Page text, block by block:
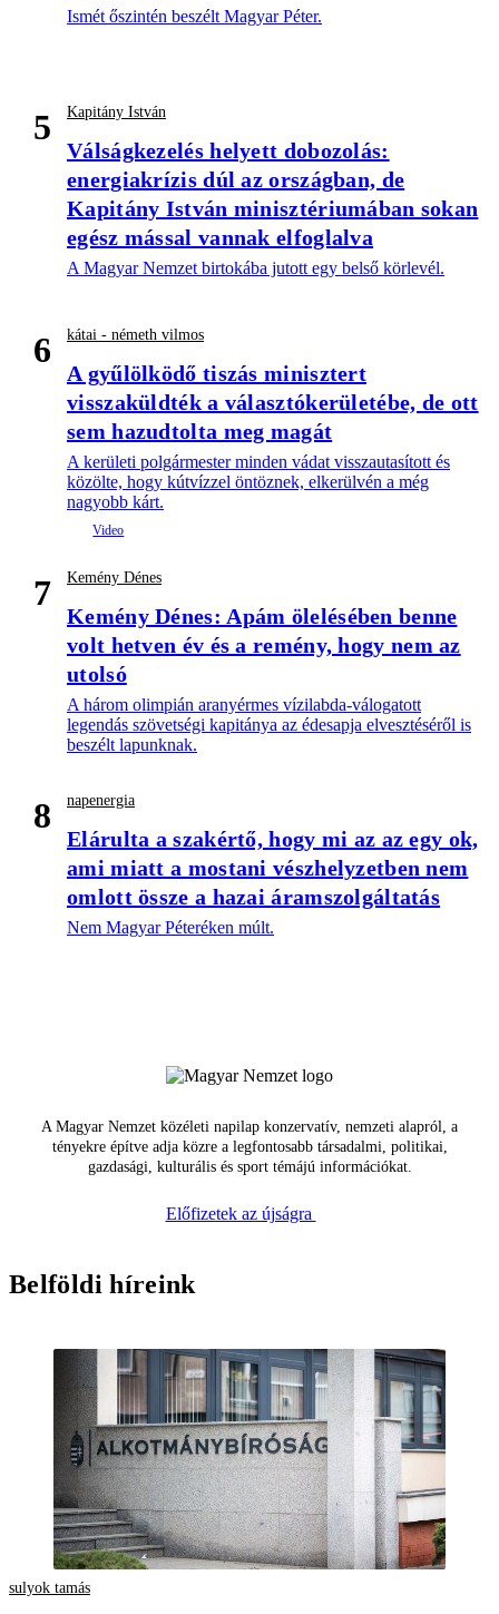
Ismét őszintén beszélt Magyar Péter.
5 Kapitány István
Válságkezelés helyett dobozolás:
energiakrízis dúl az országban, de
Kapitány István minisztériumában sokan
egész mással vannak elfoglalva
A Magyar Nemzet birtokába jutott egy belső körlevél.
6 kátai - németh vilmos
A gyűlölködő tiszás minisztert
visszaküldték a választókerületébe, de ott
sem hazudtolta meg magát
A kerületi polgármester minden vádat visszautasított és
közölte, hogy kútvízzel öntöznek, elkerülvén a még
nagyobb kárt.
7 Kemény Dénes
Kemény Dénes: Apám ölelésében benne
volt hetven év és a remény, hogy nem az
utolsó
A három olimpián aranyérmes vízilabda-válogatott
legendás szövetségi kapitánya az édesapja elvesztéséről is
beszélt lapunknak.
8 napenergia
Elárulta a szakértő, hogy mi az az egy ok,
ami miatt a mostani vészhelyzetben nem
omlott össze a hazai áramszolgáltatás
Nem Magyar Péteréken múlt.
A Magyar Nemzet közéleti napilap konzervatív, nemzeti alapról, a
tényekre építve adja közre a legfontosabb társadalmi, politikai,
gazdasági, kulturális és sport témájú információkat.
Előfizetek az újságra
Belföldi híreink
sulyok tamás